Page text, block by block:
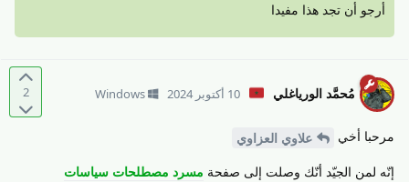
أرجو أن تجد هذا مفيدا
2 مُحمَّد الورياغلي 10 أكتوبر 2024 Windows
مرحبا أخي
علاوي العزاوي
إنّه لمن الجيّد أنّك وصلت إلى صفحة مسرد مصطلحات سياسات